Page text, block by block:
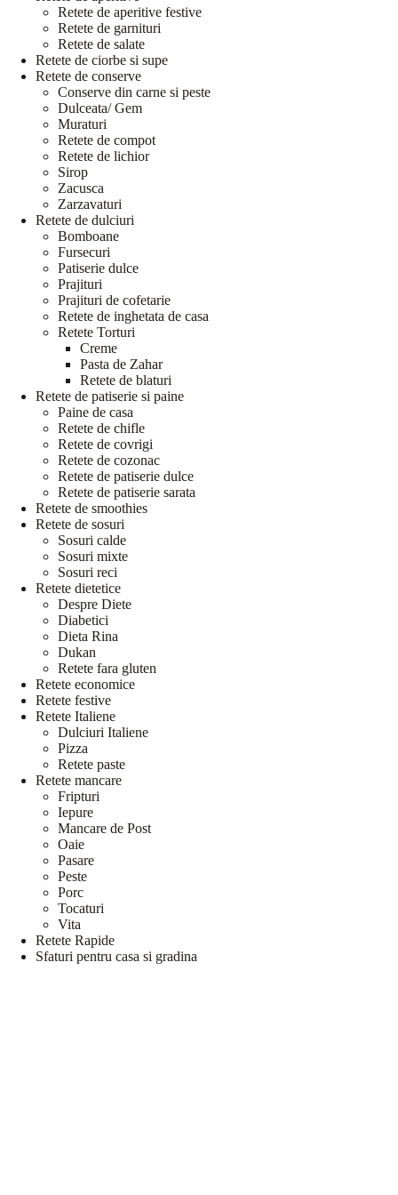
Retete de aperitive festive
Retete de garnituri
Retete de salate
Retete de ciorbe si supe
Retete de conserve
Conserve din carne si peste
Dulceata/ Gem
Muraturi
Retete de compot
Retete de lichior
Sirop
Zacusca
Zarzavaturi
Retete de dulciuri
Bomboane
Fursecuri
Patiserie dulce
Prajituri
Prajituri de cofetarie
Retete de inghetata de casa
Retete Torturi
Creme
Pasta de Zahar
Retete de blaturi
Retete de patiserie si paine
Paine de casa
Retete de chifle
Retete de covrigi
Retete de cozonac
Retete de patiserie dulce
Retete de patiserie sarata
Retete de smoothies
Retete de sosuri
Sosuri calde
Sosuri mixte
Sosuri reci
Retete dietetice
Despre Diete
Diabetici
Dieta Rina
Dukan
Retete fara gluten
Retete economice
Retete festive
Retete Italiene
Dulciuri Italiene
Pizza
Retete paste
Retete mancare
Fripturi
Iepure
Mancare de Post
Oaie
Pasare
Peste
Porc
Tocaturi
Vita
Retete Rapide
Sfaturi pentru casa si gradina